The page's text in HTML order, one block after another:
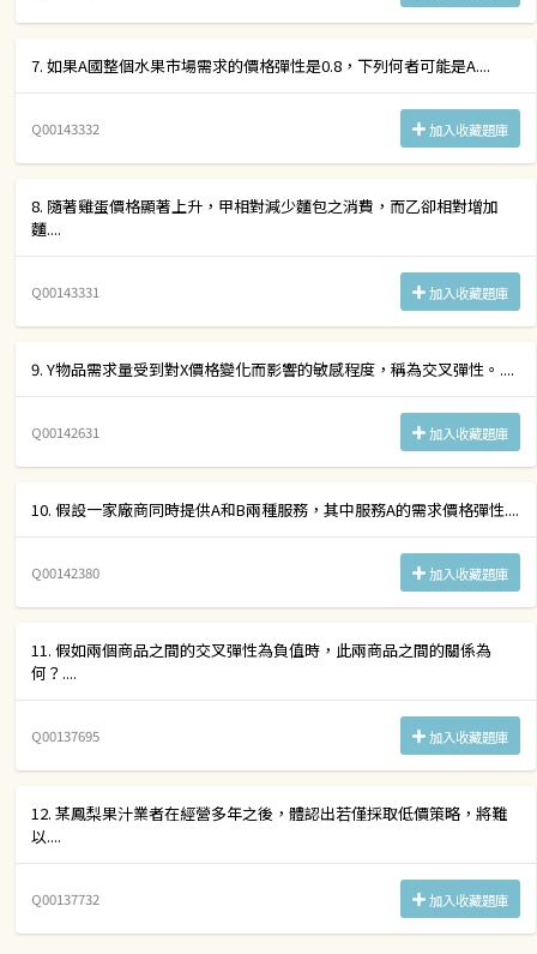
7. 如果A國整個水果市場需求的價格彈性是0.8，下列何者可能是A....
Q00143332 加入收藏題庫
8. 隨著雞蛋價格顯著上升，甲相對減少麵包之消費，而乙卻相對增加
麵....
Q00143331 加入收藏題庫
9. Y物品需求量受到對X價格變化而影響的敏感程度，稱為交叉彈性。....
Q00142631 加入收藏題庫
10. 假設一家廠商同時提供A和B兩種服務，其中服務A的需求價格彈性....
Q00142380 加入收藏題庫
11. 假如兩個商品之間的交叉彈性為負值時，此兩商品之間的關係為
何？....
Q00137695 加入收藏題庫
12. 某鳳梨果汁業者在經營多年之後，體認出若僅採取低價策略，將難
以....
Q00137732 加入收藏題庫